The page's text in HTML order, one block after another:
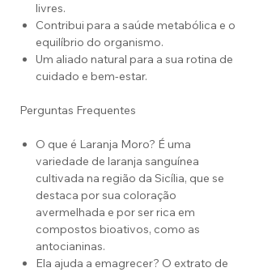
livres.
Contribui para a saúde metabólica e o
equilíbrio do organismo.
Um aliado natural para a sua rotina de
cuidado e bem-estar.
Perguntas Frequentes
O que é Laranja Moro? É uma
variedade de laranja sanguínea
cultivada na região da Sicília, que se
destaca por sua coloração
avermelhada e por ser rica em
compostos bioativos, como as
antocianinas.
Ela ajuda a emagrecer? O extrato de